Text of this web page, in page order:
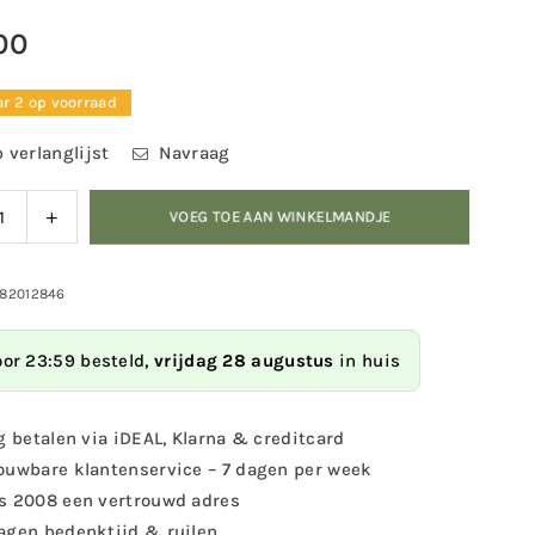
2 op voorraad
verlanglijst Navraag
Verhoog
de
voor
VOEG TOE AAN WINKELMANDJE
23:59 besteld, vrijdag 28 augustus in huis
betalen via iDEAL, Klarna & creditcard
klantenservice – 7 dagen per week
2008 een vertrouwd adres